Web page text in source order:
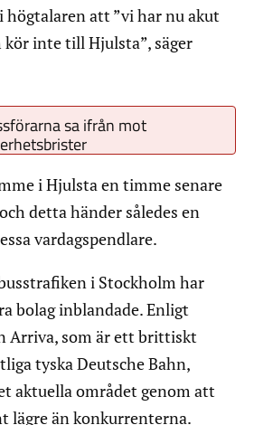
högtalaren att ”vi har nu akut
kör inte till Hjulsta”, säger
sa ifrån mot
i Hjulsta en timme senare
detta händer således en
vardagspendlare.
i Stockholm har
bolag inblandade. Enligt
Arriva, som är ett brittiskt
tyska Deutsche Bahn,
aktuella området genom att
lägre än konkurrenterna.